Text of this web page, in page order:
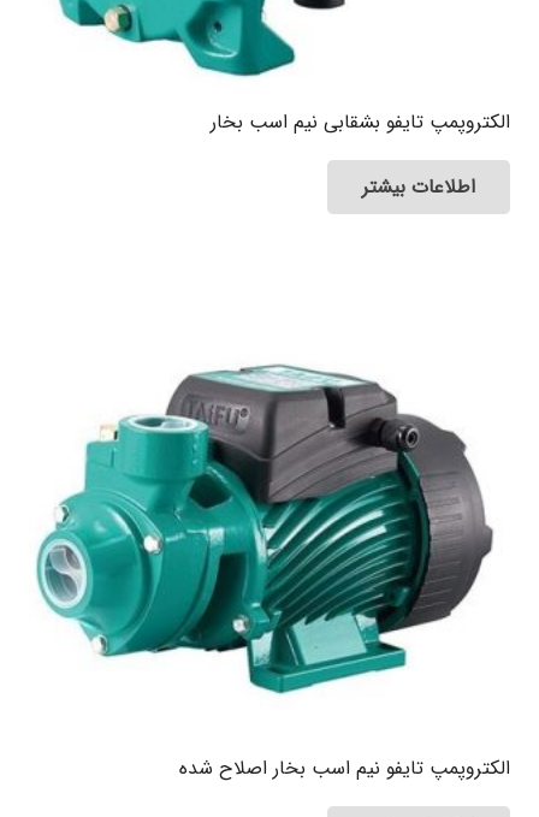
الکتروپمپ تایفو بشقابی نیم اسب بخار
اطلاعات بیشتر
الکتروپمپ تایفو نیم اسب بخار اصلاح شده